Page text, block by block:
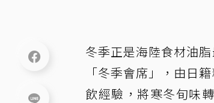
冬季正是海陸食材油
「冬季會席」，由日
飲經驗，將寒冬旬味